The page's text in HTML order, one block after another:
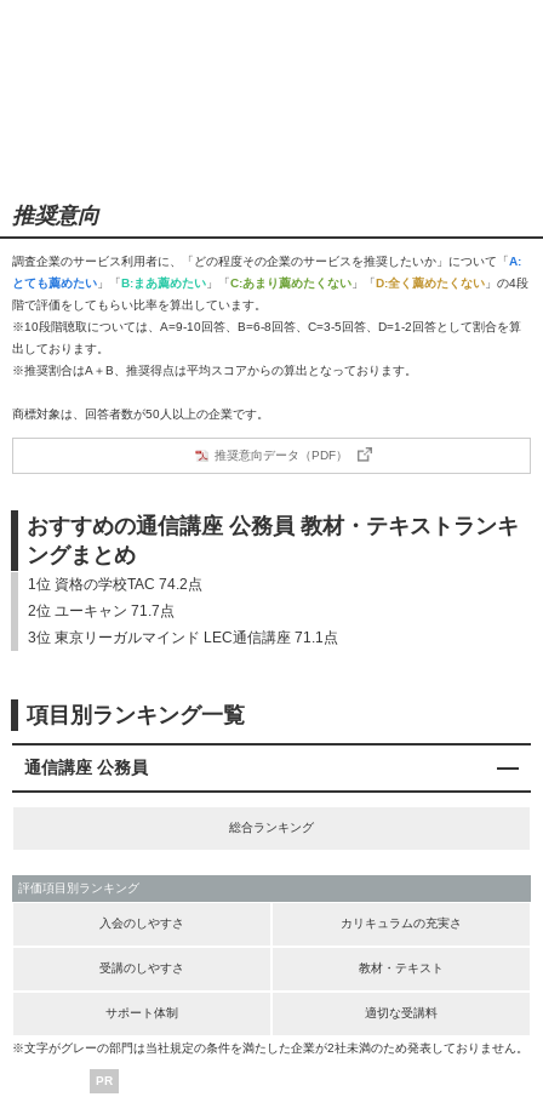
推奨意向
調査企業のサービス利用者に、「どの程度その企業のサービスを推奨したいか」について「A:
とても薦めたい 」「B:まあ薦めたい 」「C:あまり薦めたくない 」「D:全く薦めたくない 」の4段
階で評価をしてもらい比率を算出しています。
※10段階聴取については、A=9-10回答、B=6-8回答、C=3-5回答、D=1-2回答として割合を算
出しております。
※推奨割合はA＋B、推奨得点は平均スコアからの算出となっております。
商標対象は、回答者数が50人以上の企業です。
推奨意向データ（PDF）
おすすめの通信講座 公務員 教材・テキストランキ
ングまとめ
1位 資格の学校TAC 74.2点
2位 ユーキャン 71.7点
3位 東京リーガルマインド LEC通信講座 71.1点
項目別ランキング一覧
通信講座 公務員
総合ランキング
評価項目別ランキング
入会のしやすさ カリキュラムの充実さ
受講のしやすさ 教材・テキスト
サポート体制 適切な受講料
※文字がグレーの部門は当社規定の条件を満たした企業が2社未満のため発表しておりません。
PR